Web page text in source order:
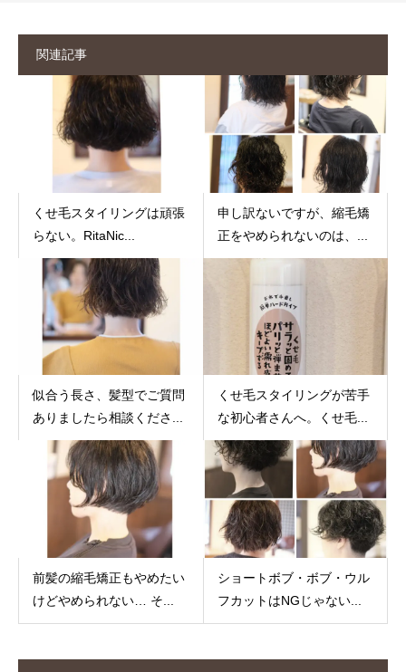
関連記事
くせ毛スタイリングは頑張
らない。RitaNic...
申し訳ないですが、縮毛矯
正をやめられないのは、...
似合う長さ、髪型でご質問
ありましたら相談くださ...
くせ毛スタイリングが苦手
な初心者さんへ。くせ毛...
前髪の縮毛矯正もやめたい
けどやめられない… そ...
ショートボブ・ボブ・ウル
フカットはNGじゃない...